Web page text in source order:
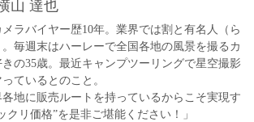
山 達也
ラバイヤー歴10年。業界では割と有名人（ら
。毎週末はハーレーで全国各地の風景を撮るカ
きの35歳。最近キャンプツーリングで星空撮影
ているとのこと。
各地に販売ルートを持っているからこそ実現す
クリ価格”を是非ご堪能ください！」